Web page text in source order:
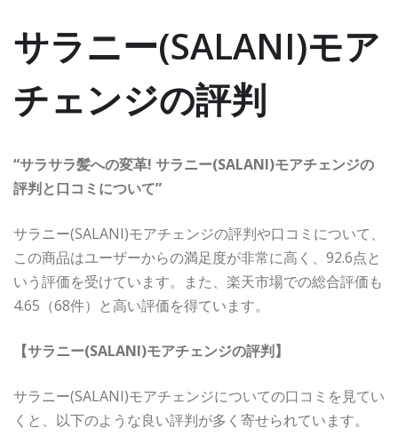
サラニー(SALANI)モア
チェンジの評判
“サラサラ髪への変革! サラニー(SALANI)モアチェンジの
評判と口コミについて”
サラニー(SALANI)モアチェンジの評判や口コミについて、
この商品はユーザーからの満足度が非常に高く、92.6点と
いう評価を受けています。また、楽天市場での総合評価も
4.65（68件）と高い評価を得ています。
【サラニー(SALANI)モアチェンジの評判】
サラニー(SALANI)モアチェンジについての口コミを見てい
くと、以下のような良い評判が多く寄せられています。